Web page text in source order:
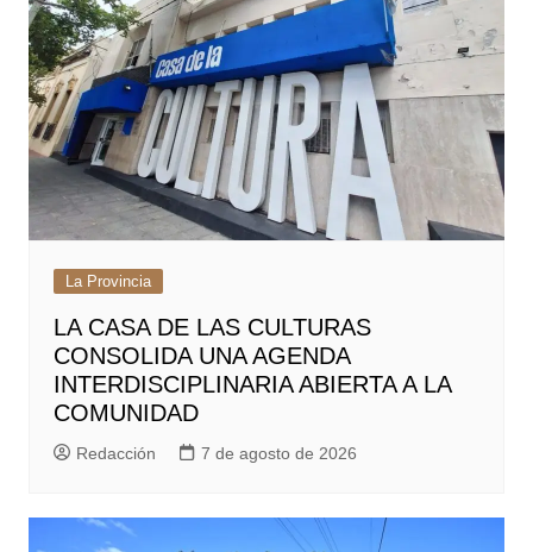
La Provincia
LA CASA DE LAS CULTURAS
CONSOLIDA UNA AGENDA
INTERDISCIPLINARIA ABIERTA A LA
COMUNIDAD
Redacción 7 de agosto de 2026